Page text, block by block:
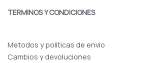
TERMINOS Y CONDICIONES
Metodos y politicas de envio
Cambios y devoluciones